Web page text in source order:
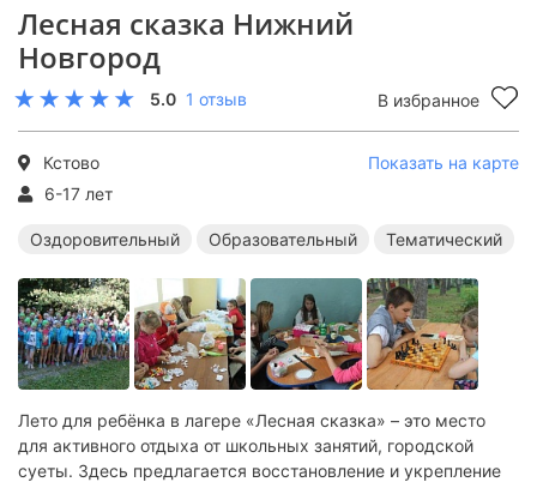
Лесная сказка Нижний
Новгород
5.0 1 отзыв В избранное
Кстово
Показать на карте
6-17 лет
Оздоровительный Образовательный Тематический
Лето для ребёнка в лагере «Лесная сказка» – это место
для активного отдыха от школьных занятий, городской
суеты. Здесь предлагается восстановление и укрепление